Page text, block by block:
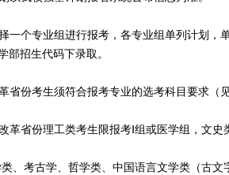
个专业组进行报考，各专业组单列计划，
部招生代码下录取。
份考生须符合报考专业的选考科目要求（
省份理工类考生限报考Ⅰ组或医学组，文史
考古学、哲学类、中国语言文学类（古文